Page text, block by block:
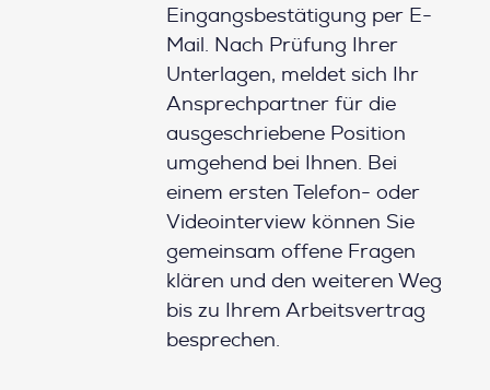
Eingangsbestätigung per E-
Mail. Nach Prüfung Ihrer
Unterlagen, meldet sich Ihr
Ansprechpartner für die
ausgeschriebene Position
umgehend bei Ihnen. Bei
einem ersten Telefon- oder
Videointerview können Sie
gemeinsam offene Fragen
klären und den weiteren Weg
bis zu Ihrem Arbeitsvertrag
besprechen.